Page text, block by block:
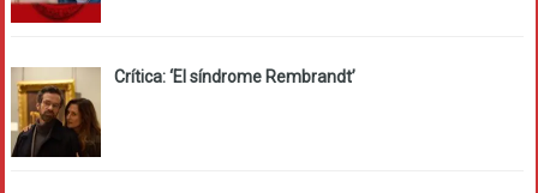
Crítica: ‘El síndrome Rembrandt’